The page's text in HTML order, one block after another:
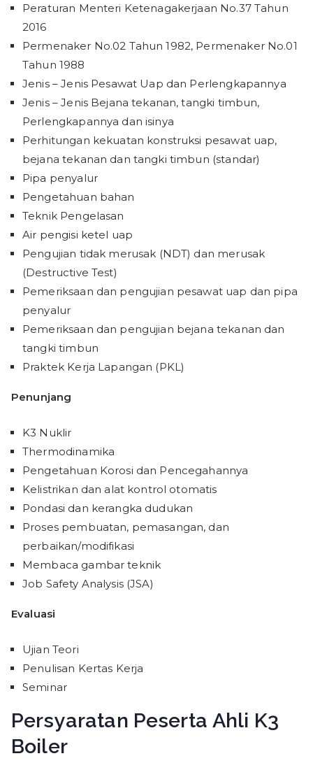
Peraturan Menteri Ketenagakerjaan No.37 Tahun
2016
Permenaker No.02 Tahun 1982, Permenaker No.01
Tahun 1988
Jenis – Jenis Pesawat Uap dan Perlengkapannya
Jenis – Jenis Bejana tekanan, tangki timbun,
Perlengkapannya dan isinya
Perhitungan kekuatan konstruksi pesawat uap,
bejana tekanan dan tangki timbun (standar)
Pipa penyalur
Pengetahuan bahan
Teknik Pengelasan
Air pengisi ketel uap
Pengujian tidak merusak (NDT) dan merusak
(Destructive Test)
Pemeriksaan dan pengujian pesawat uap dan pipa
penyalur
Pemeriksaan dan pengujian bejana tekanan dan
tangki timbun
Praktek Kerja Lapangan (PKL)
Penunjang
K3 Nuklir
Thermodinamika
Pengetahuan Korosi dan Pencegahannya
Kelistrikan dan alat kontrol otomatis
Pondasi dan kerangka dudukan
Proses pembuatan, pemasangan, dan
perbaikan/modifikasi
Membaca gambar teknik
Job Safety Analysis (JSA)
Evaluasi
Ujian Teori
Penulisan Kertas Kerja
Seminar
Persyaratan Peserta Ahli K3
Boiler